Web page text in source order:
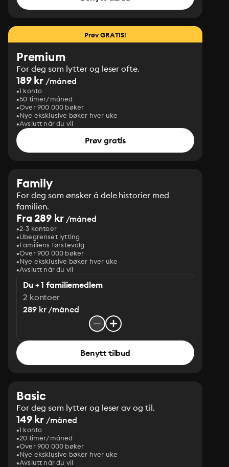
Prøv GRATIS!
Premium
For deg som lytter og leser ofte.
189 kr /måned
1 konto
50 timer/måned
Over 900 000 bøker
Nye eksklusive bøker hver uke
Avslutt når du vil
Prøv gratis
Family
For deg som ønsker å dele historier med
familien.
Fra 289 kr/måned
2-3 kontoer
Ubegrenset lytting
Familiens førstevalg
Over 900 000 bøker
Nye eksklusive bøker hver uke
Avslutt når du vil
Du + 1 familiemedlem
2 kontoer
289 kr /måned
Benytt tilbud
Basic
For deg som lytter og leser av og til.
149 kr /måned
1 konto
20 timer/måned
Over 900 000 bøker
Nye eksklusive bøker hver uke
Avslutt når du vil